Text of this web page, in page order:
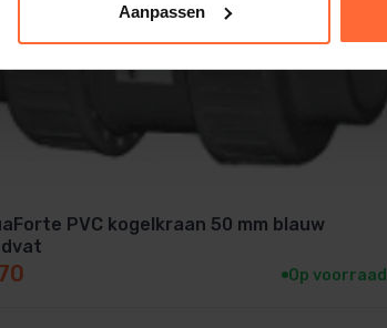
Aanpassen
PVC kogelkraan 50 mm blauw
Op voorraad